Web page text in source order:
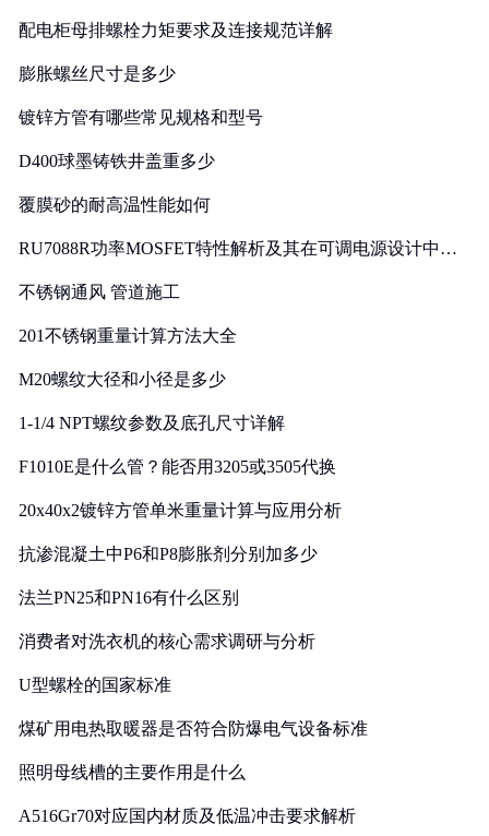
配电柜母排螺栓力矩要求及连接规范详解
膨胀螺丝尺寸是多少
镀锌方管有哪些常见规格和型号
D400球墨铸铁井盖重多少
覆膜砂的耐高温性能如何
RU7088R功率MOSFET特性解析及其在可调电源设计中的
不锈钢通风 管道施工
201不锈钢重量计算方法大全
M20螺纹大径和小径是多少
1-1/4 NPT螺纹参数及底孔尺寸详解
F1010E是什么管？能否用3205或3505代换
20x40x2镀锌方管单米重量计算与应用分析
抗渗混凝土中P6和P8膨胀剂分别加多少
法兰PN25和PN16有什么区别
消费者对洗衣机的核心需求调研与分析
U型螺栓的国家标准
煤矿用电热取暖器是否符合防爆电气设备标准
照明母线槽的主要作用是什么
A516Gr70对应国内材质及低温冲击要求解析